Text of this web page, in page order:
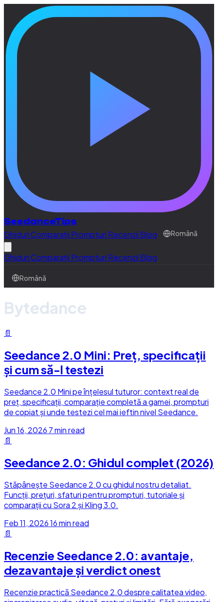
SeedanceTips
GhiduriComparații Prompturi Recenzii Blog Română
GhiduriComparații Prompturi Recenzii Blog
Română
Bytedance
📄
Seedance 2.0 Mini: Preț, specificații
și cum să-l testezi
Seedance 2.0 Mini pe înțelesul tuturor: context real de
preț, specificații, comparație completă a gamei, prompturi
de copiat și unde testezi cel mai ieftin nivel Seedance.
Jun 16, 2026 7 min read
📄
Seedance 2.0: Ghidul complet (2026)
Stăpânește Seedance 2.0 cu ghidul nostru detaliat.
Funcții, prețuri, sfaturi pentru prompturi, tutoriale și
comparații cu Sora 2 și Kling 3.0.
Feb 11, 202616 min read
📄
Recenzie Seedance 2.0: avantaje,
dezavantaje și verdict onest
Recenzie practică Seedance 2.0 despre calitatea video,